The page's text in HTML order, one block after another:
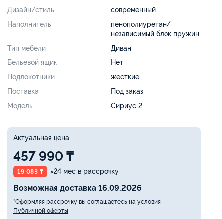
Дизайн/стиль
современный
Наполнитель
пенополиуретан/
независимый блок пружин
Тип мебели
Диван
Бельевой ящик
Нет
Подлокотники
жесткие
Поставка
Под заказ
Модель
Сириус 2
Актуальная цена
457 990 ₸
19 083 ₸ ×24 мес в рассрочку
Возможная доставка 16.09.2026
*Оформляя рассрочку вы соглашаетесь на условия
Публичной оферты